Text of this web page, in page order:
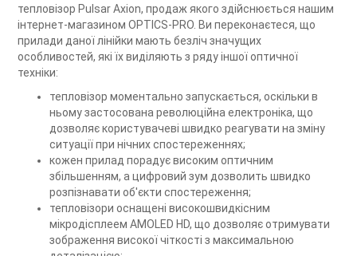
тепловізор Pulsar Axion, продаж якого здійснюється нашим
інтернет-магазином OPTICS-PRO. Ви переконаєтеся, що
прилади даної лінійки мають безліч значущих
особливостей, які їх виділяють з ряду іншої оптичної
техніки:
тепловізор моментально запускається, оскільки в
ньому застосована революційна електроніка, що
дозволяє користувачеві швидко реагувати на зміну
ситуації при нічних спостереженнях;
кожен прилад порадує високим оптичним
збільшенням, а цифровий зум дозволить швидко
розпізнавати об'єкти спостереження;
тепловізори оснащені високошвидкісним
мікродісплеем AMOLED HD, що дозволяє отримувати
зображення високої чіткості з максимальною